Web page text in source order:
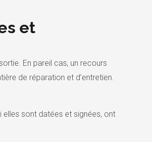
et
En pareil cas, un recours
de réparation et d’entretien.
elles sont datées et signées, ont